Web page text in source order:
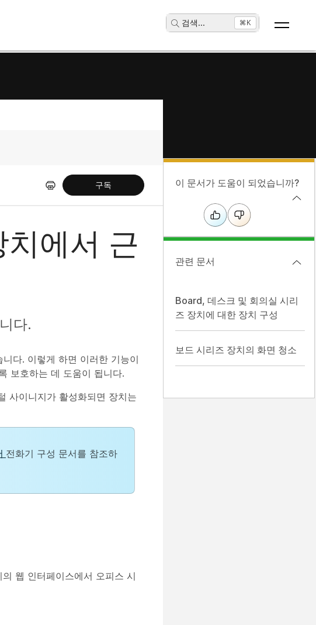
검색... ⌘K
구독
에서 근
다.
다. 이렇게 하면 이러한 기능이
보호하는 데 도움이 됩니다.
사이니지가 활성화되면 장치는
전화기 구성 문서를 참조하
웹 인터페이스에서 오피스 시
이 문서가 도움이 되었습니까?
관련 문서
Board, 데스크 및 회의실 시리
즈 장치에 대한 장치 구성
보드 시리즈 장치의 화면 청소